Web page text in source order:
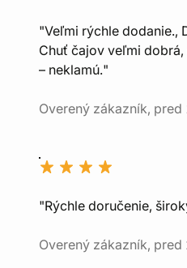
"Veľmi rýchle dodanie.,
Chuť čajov veľmi
– neklamú."
Overený zákazník, pred
"Rýchle doručenie,
Overený zákazník, pred